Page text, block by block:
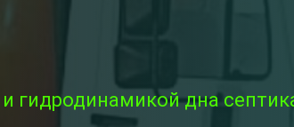
гидродинамикой дна